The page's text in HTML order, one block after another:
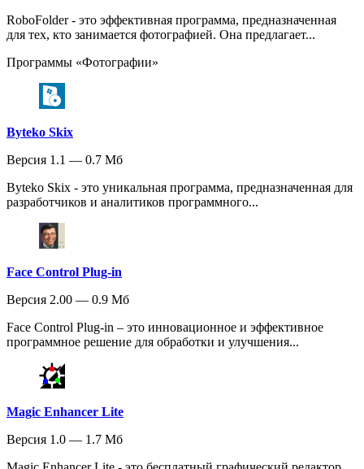
RoboFolder - это эффективная программа, предназначенная
для тех, кто занимается фотографией. Она предлагает...
Программы «Фотографии»
Byteko Skix
Версия 1.1 — 0.7 Мб
Byteko Skix - это уникальная программа, предназначенная для
разработчиков и аналитиков программного...
Face Control Plug-in
Версия 2.00 — 0.9 Мб
Face Control Plug-in – это инновационное и эффективное
программное решение для обработки и улучшения...
Magic Enhancer Lite
Версия 1.0 — 1.7 Мб